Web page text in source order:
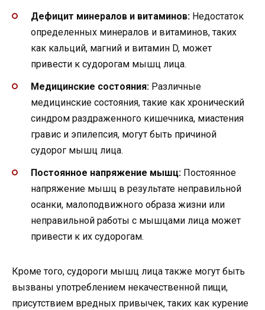
Дефицит минералов и витаминов: Недостаток
определенных минералов и витаминов, таких
как кальций, магний и витамин D, может
привести к судорогам мышц лица.
Медицинские состояния: Различные
медицинские состояния, такие как хронический
синдром раздраженного кишечника, миастения
гравис и эпилепсия, могут быть причиной
судорог мышц лица.
Постоянное напряжение мышц: Постоянное
напряжение мышц в результате неправильной
осанки, малоподвижного образа жизни или
неправильной работы с мышцами лица может
привести к их судорогам.
Кроме того, судороги мышц лица также могут быть
вызваны употреблением некачественной пищи,
присутствием вредных привычек, таких как курение